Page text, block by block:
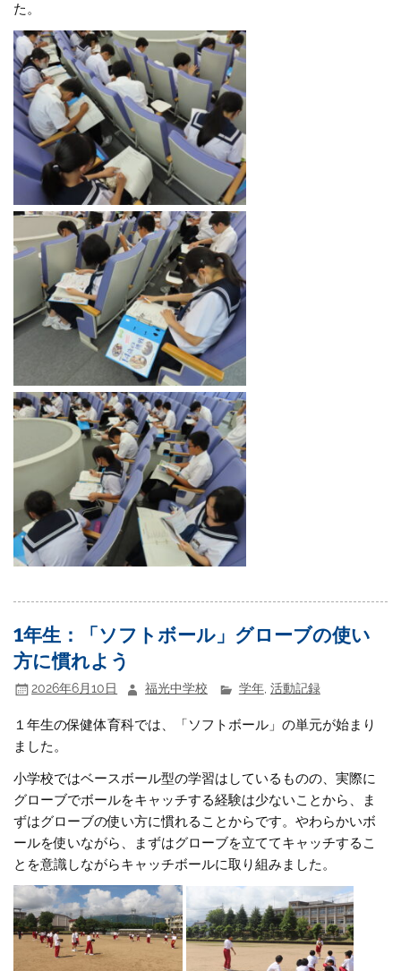
た。
1年生：「ソフトボール」グローブの使い
方に慣れよう
2026年6月10日 福光中学校 学年, 活動記録
１年生の保健体育科では、「ソフトボール」の単元が始まり
ました。
小学校ではベースボール型の学習はしているものの、実際に
グローブでボールをキャッチする経験は少ないことから、ま
ずはグローブの使い方に慣れることからです。やわらかいボ
ールを使いながら、まずはグローブを立ててキャッチするこ
とを意識しながらキャッチボールに取り組みました。